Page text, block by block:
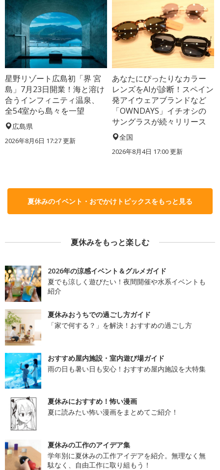
星野リゾート広島初「界 宮
島」7月23日開業！海と溶け
合うインフィニティ温泉、
全54室から島々を一望
広島県
2026年8月6日 17:27更新
あなたにぴったりなカラー
レンズをAIが診断！スペイン
発アイウェアブランドなど
「OWNDAYS」イチオシの
サングラスが続々リリース
全国
2026年8月4日 17:00更新
夏休みのイベント・おでかけトピックスをもっと見る
夏休みをもっと楽しむ
2026年の涼感イベント＆グルメガイド
夏でも涼しく遊びたい！夜間開催や水系イベントも
紹介
夏休みおうちでの過ごし方ガイド
「家で何する？」を解決！おすすめの過ごし方
おすすめ屋内施設・室内遊び場ガイド
雨の日も暑い日も安心！おすすめ屋内施設を大特集
夏休みにおすすめ！怖い漫画
夏に読みたい怖い漫画をまとめてご紹介！
夏休みの工作のアイデア集
学年別に夏休みの工作アイデアを紹介。無理なく無
駄なく、自由工作に取り組もう！